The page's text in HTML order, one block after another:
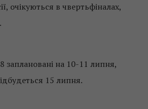
очікуються в чвертьфіналах,
заплановані на 10-11 липня,
15 липня.